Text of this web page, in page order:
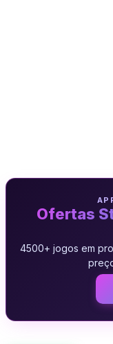
Ofertas
4500+ jogos em